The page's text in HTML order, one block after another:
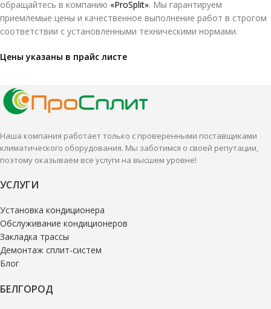
обращайтесь в компанию «ProSplit». Мы гарантируем
приемлемые цены и качественное выполнение работ в строгом
соответствии с установленными техническими нормами.
Цены указаны в прайс листе
Наша компания работает только с проверенными поставщиками
климатического оборудования. Мы заботимся о своей репутации,
поэтому оказываем все услуги на высшем уровне!
УСЛУГИ
Установка кондиционера
Обслуживание кондиционеров
Закладка трассы
Демонтаж сплит-систем
Блог
БЕЛГОРОД